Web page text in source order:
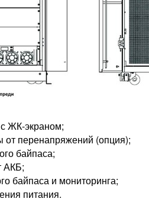
ЖК-экраном;
от перенапряжений (опция);
байпаса;
АКБ;
байпаса и мониторинга;
питания.